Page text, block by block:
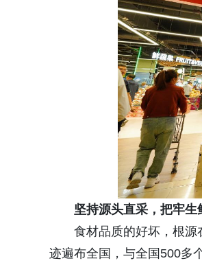
坚持源头直采，把牢生
食材品质的好坏，根
迹遍布全国，与全国500多